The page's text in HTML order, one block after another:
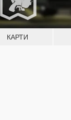
КАРТИ